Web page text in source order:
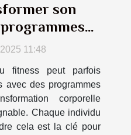
son
11:48
fitness peut parfois
avec des programmes
corporelle
Chaque individu
cela est la clé pour